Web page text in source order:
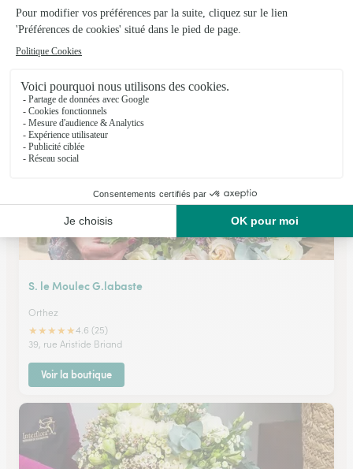
Accent Vegetal
Tartas
299, avenue Général Leclerc
Voir la boutique
S. le Moulec G.labaste
Orthez
★★★★★4.6 (25)
39, rue Aristide Briand
Voir la boutique